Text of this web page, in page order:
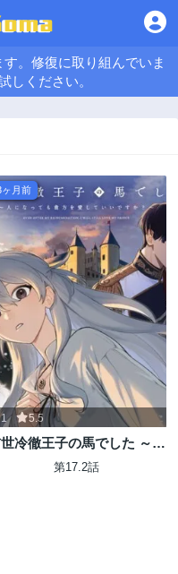
。修復に取り組んでいま
しください。
ヶ月前
5.5
冷徹王子の馬でした ～人
なっても貴方を愛していい
第17.2話